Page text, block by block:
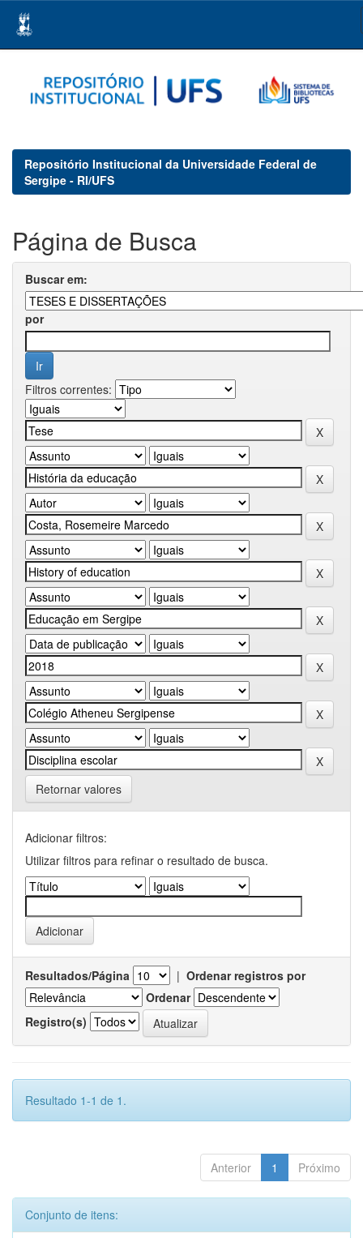
navigation
Repositório Institucional da Universidade Federal de
Sergipe - RI/UFS
Página de Busca
Buscar em:
por
Filtros correntes:
Retornar valores
Adicionar filtros:
Utilizar filtros para refinar o resultado de busca.
Resultados/Página | Ordenar registros por
Ordenar
Registro(s)
Resultado 1-1 de 1.
Anterior 1 Próximo
Conjunto de itens: